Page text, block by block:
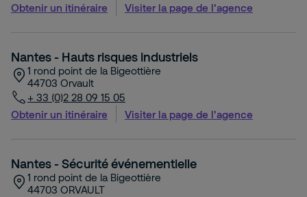
Obtenir un itinéraire
Visiter la page de l'agence
Nantes - Hauts risques industriels
1 rond point de la Bigeottière
44703 Orvault
+ 33 (0)2 28 09 15 05
Obtenir un itinéraire
Visiter la page de l'agence
Nantes - Sécurité événementielle
1 rond point de la Bigeottière
44703 ORVAULT